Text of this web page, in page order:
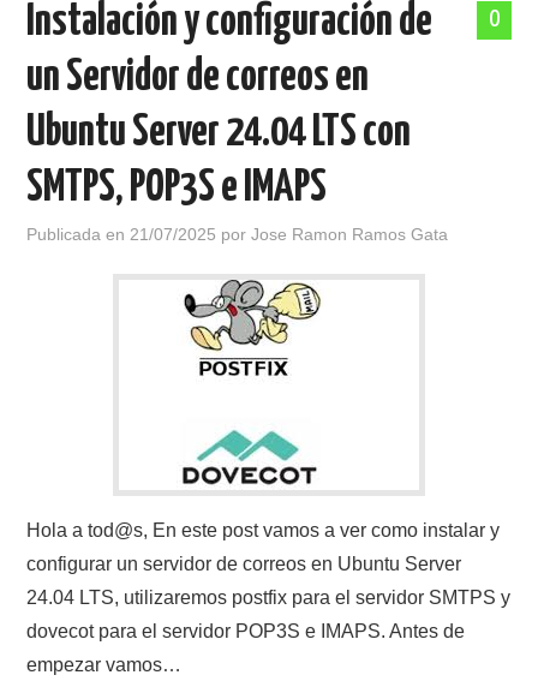
POLÍTICA DE PRIVACIDAD
0
Instalación y configuración de
un Servidor de correos en
Ubuntu Server 24.04 LTS con
SMTPS, POP3S e IMAPS
Publicada en 21/07/2025 porJose Ramon Ramos Gata
Hola a tod@s, En este post vamos a ver como instalar y
configurar un servidor de correos en Ubuntu Server
24.04 LTS, utilizaremos postfix para el servidor SMTPS y
dovecot para el servidor POP3S e IMAPS. Antes de
empezar vamos…